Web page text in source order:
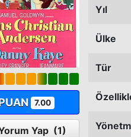
7.00
Yap (1)
Yıl
Ülke
Tür